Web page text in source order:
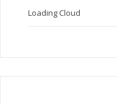
Loading Cloud